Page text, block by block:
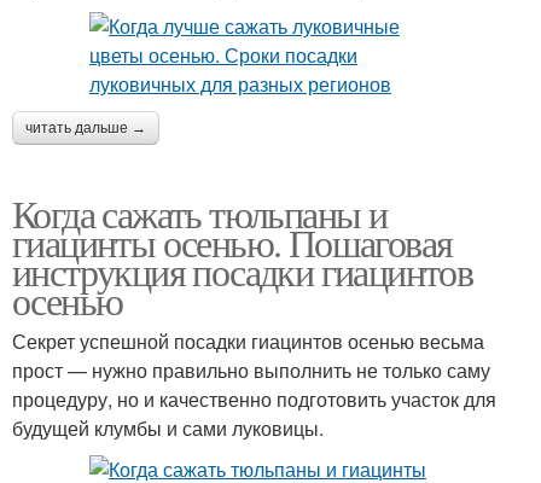
читать дальше →
Когда сажать тюльпаны и
гиацинты осенью. Пошаговая
инструкция посадки гиацинтов
осенью
Секрет успешной посадки гиацинтов осенью весьма
прост — нужно правильно выполнить не только саму
процедуру, но и качественно подготовить участок для
будущей клумбы и сами луковицы.